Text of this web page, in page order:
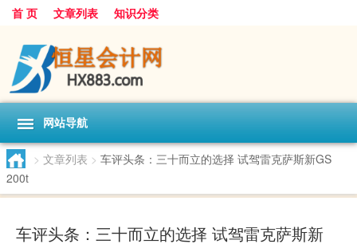
首 页 文章列表 知识分类
网站导航
> 文章列表 > 车评头条：三十而立的选择 试驾雷克萨斯新GS
200t
车评头条：三十而立的选择 试驾雷克萨斯新